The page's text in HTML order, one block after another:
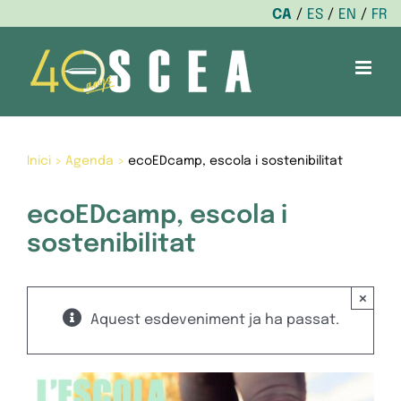
CA ES EN
FR
content
Inici> Agenda > ecoEDcamp, escola i sostenibilitat
ecoEDcamp, escola i
sostenibilitat
Aquest esdeveniment ja ha passat.
×